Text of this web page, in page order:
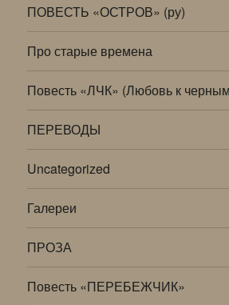
ПОВЕСТЬ «ОСТРОВ» (ру)
Про старые времена
Повесть «ЛЧК» (Любовь к
ПЕРЕВОДЫ
Uncategorized
Галереи
ПРОЗА
Повесть «ПЕРЕБЕЖЧИК»